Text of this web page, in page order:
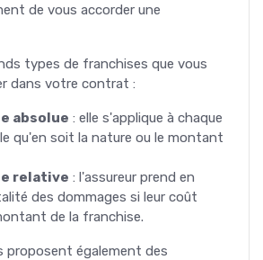
de vous accorder une
types de franchises que vous
dans votre contrat :
absolue : elle s'applique à chaque
qu'en soit la nature ou le montant
relative : l'assureur prend en
des dommages si leur coût
de la franchise.
proposent également des